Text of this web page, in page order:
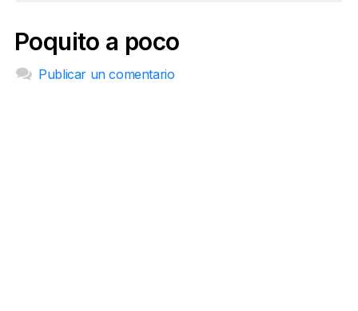
Poquito a poco
Publicar un comentario